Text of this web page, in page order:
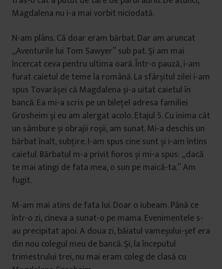
Magdalena nu i-a mai vorbit niciodată.
N-am plâns. Că doar eram bărbat. Dar am aruncat
„Aventurile lui Tom Sawyer” sub pat. Şi am mai
încercat ceva pentru ultima oară. Într-o pauză, i-am
furat caietul de teme la română. La sfârșitul zilei i-am
spus Tovarășei că Magdalena și-a uitat caietul în
bancă. Ea mi-a scris pe un bilețel adresa familiei
Grosheim și eu am alergat acolo. Etajul 5. Cu inima cât
un sâmbure și obrajii roșii, am sunat. Mi-a deschis un
bărbat înalt, subțire. I-am spus cine sunt și i-am întins
caietul. Bărbatul m-a privit fioros și mi-a spus: „dacă
te mai atingi de fata mea, o sun pe maică-ta.” Am
fugit.
M-am mai atins de fata lui. Doar o iubeam. Până ce
într-o zi, cineva a sunat-o pe mama. Evenimentele s-
au precipitat apoi. A doua zi, băiatul vameșului-șef era
din nou colegul meu de bancă. Şi, la începutul
trimestrului trei, nu mai eram coleg de clasă cu